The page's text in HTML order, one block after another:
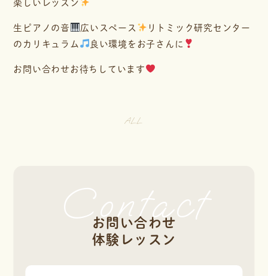
生ピアノの音
広いスペース
リトミック研究センター
のカリキュラム
良い環境をお子さんに
お問い合わせお待ちしています
ALL
Contact
お問い合わせ
体験レッスン